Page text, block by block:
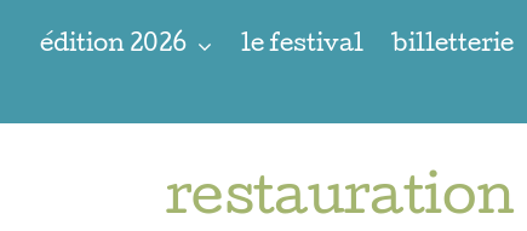
édition 2026 le festival billetterie
restauration